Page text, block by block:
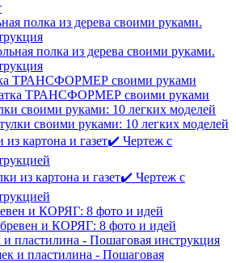
полка из дерева своими руками.
ТРАНСФОРМЕР своими руками
своими руками: 10 легких моделей
картона и газет✔️ Чертеж с
и КОРЯГ: 8 фото и идей
пластилина - Пошаговая инструкция